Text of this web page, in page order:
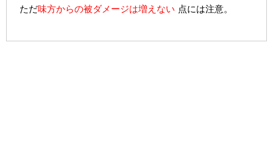
ただ味方からの被ダメージは増えない 点には注意。